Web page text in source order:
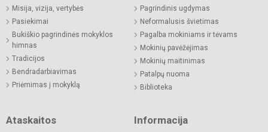
Misija, vizija, vertybės
Pasiekimai
Bukiškio pagrindinės mokyklos
himnas
Tradicijos
Bendradarbiavimas
Priėmimas į mokyklą
Pagrindinis ugdymas
Neformalusis švietimas
Pagalba mokiniams ir tėvams
Mokinių pavėžėjimas
Mokinių maitinimas
Patalpų nuoma
Biblioteka
Ataskaitos Informacija